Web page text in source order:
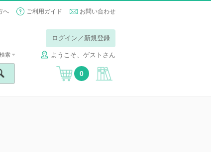
へ ご利用ガイド お問い合わせ
ログイン／新規登録
ようこそ、ゲストさん
索
0